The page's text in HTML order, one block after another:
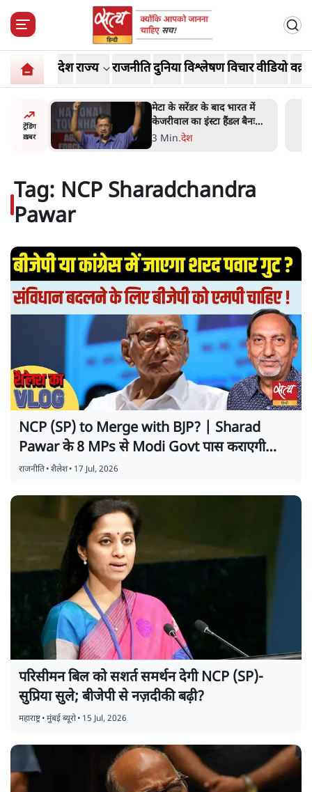
देशराज्य राजनीतिदुनियाविश्लेषणविचारवीडियो
ट्रेंडिंग
ख़बर
जंतर-मंतर प्रोटेस्ट- 'ताकतवर
सरकार के नाम पर आक्रामकता न
दिखाए पुलिस, जेन जी को सुने':
5 Min.देश
Tag: NCP Sharadchandra
Pawar
NCP (SP) to Merge with BJP? | Sharad
Pawar के 8 MPs से Modi Govt पास कराएगी
बिल? | Shailesh
राजनीति•शैलेश• 17 Jul, 2026
परिसीमन बिल को सशर्त समर्थन देगी NCP (SP)-
सुप्रिया सुले; बीजेपी से नज़दीकी बढ़ी?
महाराष्ट्र•मुंबई ब्यूरो• 15 Jul, 2026